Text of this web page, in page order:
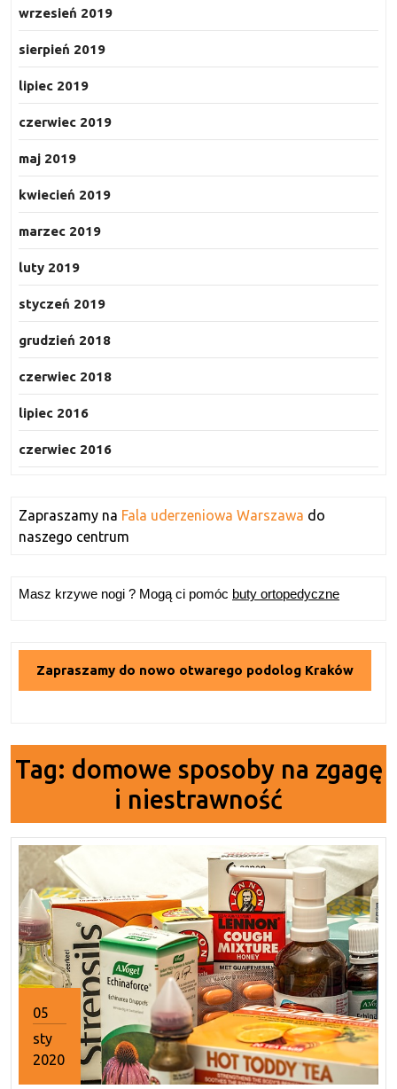
wrzesień 2019
sierpień 2019
lipiec 2019
czerwiec 2019
maj 2019
kwiecień 2019
marzec 2019
luty 2019
styczeń 2019
grudzień 2018
czerwiec 2018
lipiec 2016
czerwiec 2016
Zapraszamy na Fala uderzeniowa Warszawa do
naszego centrum
Masz krzywe nogi ? Mogą ci pomóc buty ortopedyczne
Zapraszamy do nowo otwarego podolog Kraków
Tag: domowe sposoby na zgagę
i niestrawność
05
sty
2020